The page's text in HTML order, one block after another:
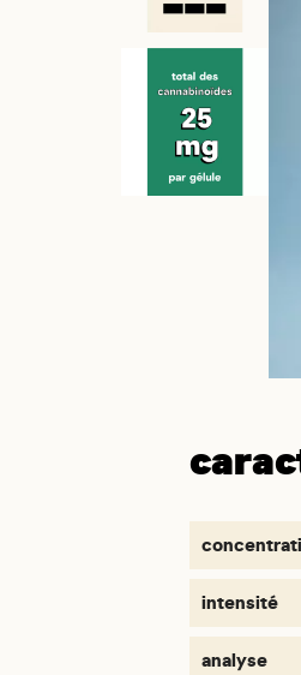
intensité
analyse